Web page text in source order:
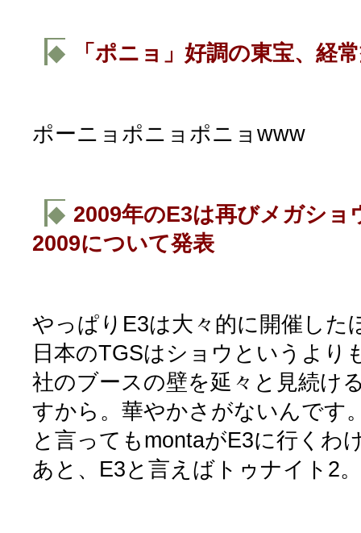
◆ 「ポニョ」好調の東宝、経
ポーニョポニョポニョwww
◆ 2009年のE3は再びメガシ
2009について発表
やっぱりE3は大々的に開催した
日本のTGSはショウというより
社のブースの壁を延々と見続け
すから。華やかさがないんです
と言ってもmontaがE3に行くわ
あと、E3と言えばトゥナイト2。